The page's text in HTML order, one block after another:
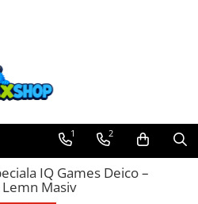
1 2
IQ Games Deico –
Masiv